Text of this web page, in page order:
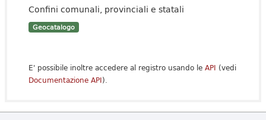
Confini comunali, provinciali e statali
Geocatalogo
E' possibile inoltre accedere al registro usando le API (vedi
Documentazione API).